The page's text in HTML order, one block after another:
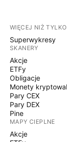
WIĘCEJ NIŻ
Superwykresy
SKANERY
Akcje
ETFy
Obligacje
Monety
Pary CEX
Pary DEX
Pine
MAPY CIEPLNE
Akcje